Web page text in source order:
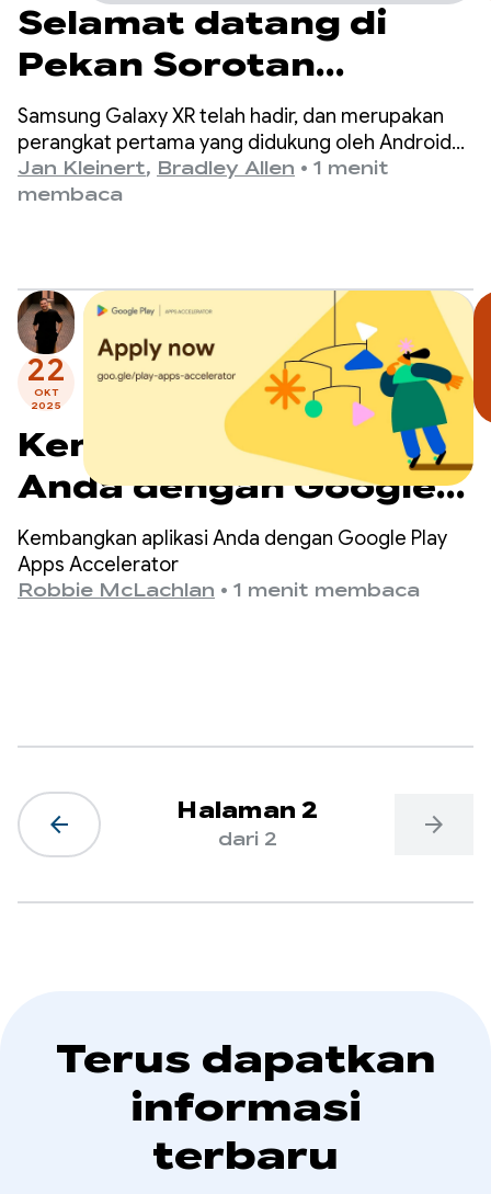
Selamat datang di
Pekan Sorotan
Android XR!
Samsung Galaxy XR telah hadir, dan merupakan
perangkat pertama yang didukung oleh Android
XR. Sejak kami meluncurkan pratinjau developer
platform pada Desember lalu, developer telah
Jan Kleinert, Bradley Allen • 1 menit
membaca
22
OKT
2025
Kembangkan aplikasi
Anda dengan Google
Play Apps Accelerator
- daftar sekarang
Kembangkan aplikasi Anda dengan Google Play
Apps Accelerator
Robbie McLachlan • 1 menit membaca
arrow_back Halaman 2
dari 2 arrow_forward
Terus dapatkan
informasi
terbaru